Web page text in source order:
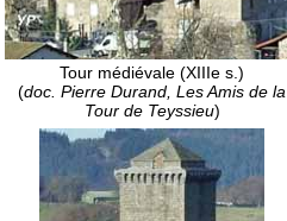
Tour médiévale (XIIIe s.)
(doc. Pierre Durand, Les Amis de la
Tour de Teyssieu)